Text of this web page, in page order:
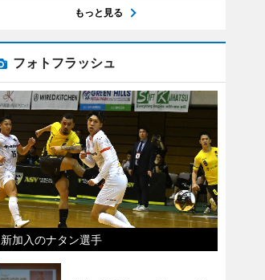
もっと見る
フォトフラッシュ
新加入のナタン選手